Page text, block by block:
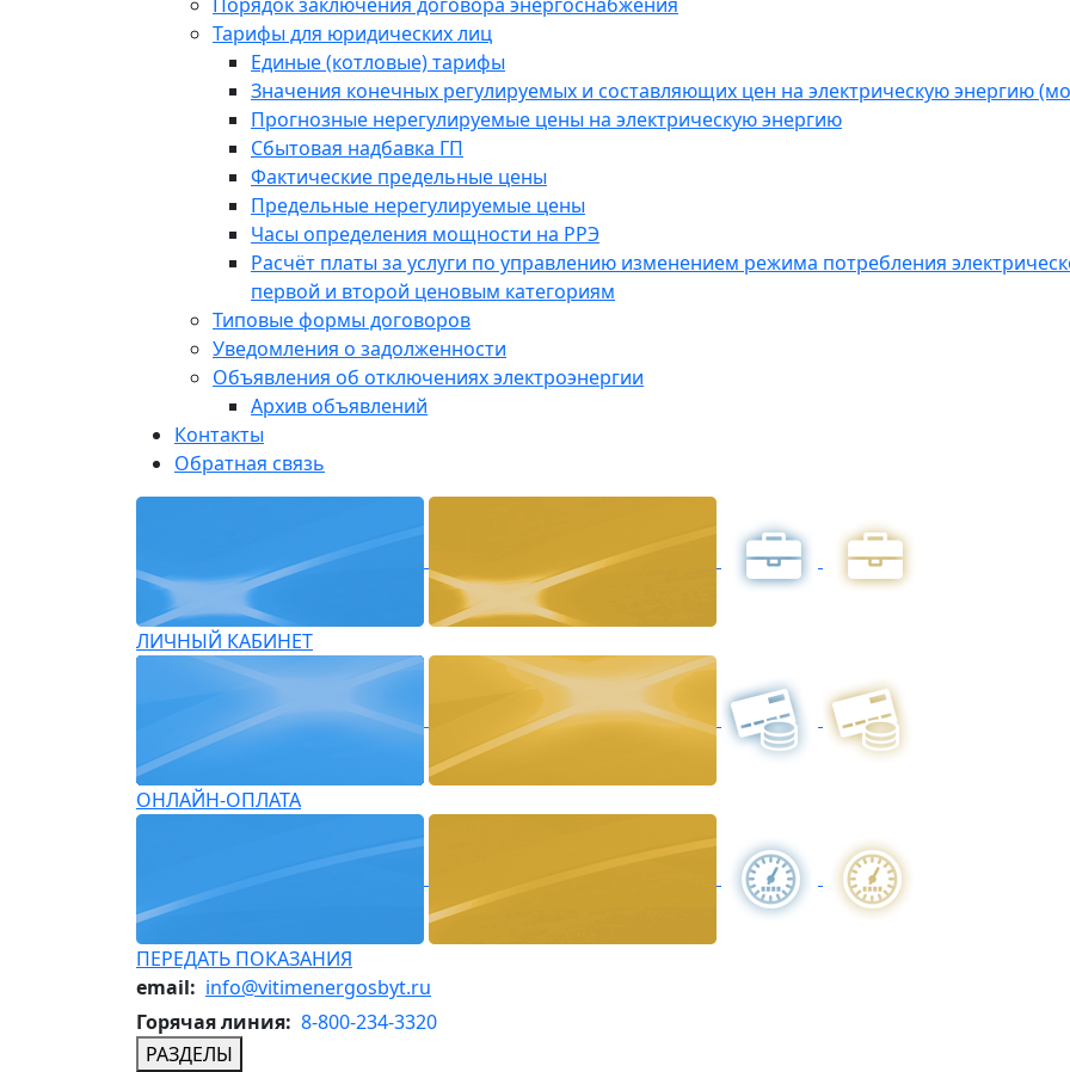
Тарифы для юридических лиц
Единые (котловые) тарифы
Значения конечных регулируемых и составляющих цен на электрическую энергию
Прогнозные нерегулируемые цены на электрическую энергию
Сбытовая надбавка ГП
Фактические предельные цены
Предельные нерегулируемые цены
Часы определения мощности на РРЭ
Расчёт платы за услуги по управлению изменением режима потребления
первой и второй ценовым категориям
Типовые формы договоров
Уведомления о задолженности
Объявления об отключениях электроэнергии
Архив объявлений
Контакты
Обратная связь
ЛИЧНЫЙ КАБИНЕТ
ОНЛАЙН-ОПЛАТА
ПЕРЕДАТЬ ПОКАЗАНИЯ
email: info@vitimenergosbyt.ru
Горячая линия: 8-800-234-3320
РАЗДЕЛЫ